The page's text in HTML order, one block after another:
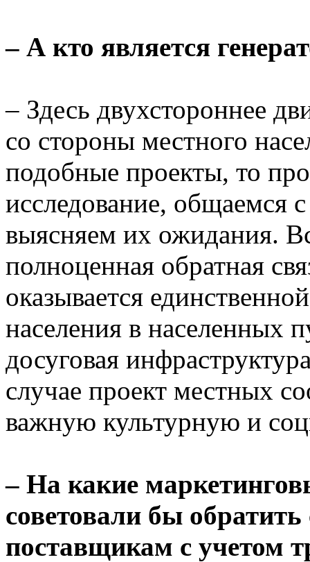
– А кто является
– Здесь двухстороннее
со стороны местного
подобные проекты, то
исследование, общаемся
выясняем их ожидания.
полноценная обратная
оказывается
населения в населенных
досуговая
случае проект местных
важную культурную и
– На какие
советовали бы
поставщикам с учетом